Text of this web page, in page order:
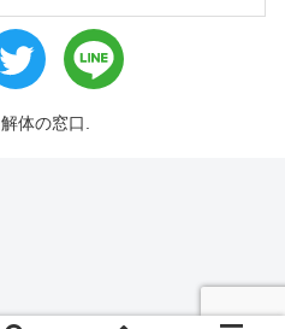
体の窓口.